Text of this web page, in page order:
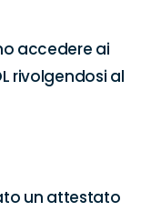
accedere ai
rivolgendosi al
un attestato